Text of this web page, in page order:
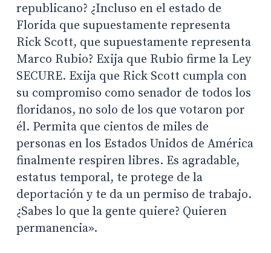
republicano? ¿Incluso en el estado de
Florida que supuestamente representa
Rick Scott, que supuestamente representa
Marco Rubio? Exija que Rubio firme la Ley
SECURE. Exija que Rick Scott cumpla con
su compromiso como senador de todos los
floridanos, no solo de los que votaron por
él. Permita que cientos de miles de
personas en los Estados Unidos de América
finalmente respiren libres. Es agradable,
estatus temporal, te protege de la
deportación y te da un permiso de trabajo.
¿Sabes lo que la gente quiere? Quieren
permanencia».